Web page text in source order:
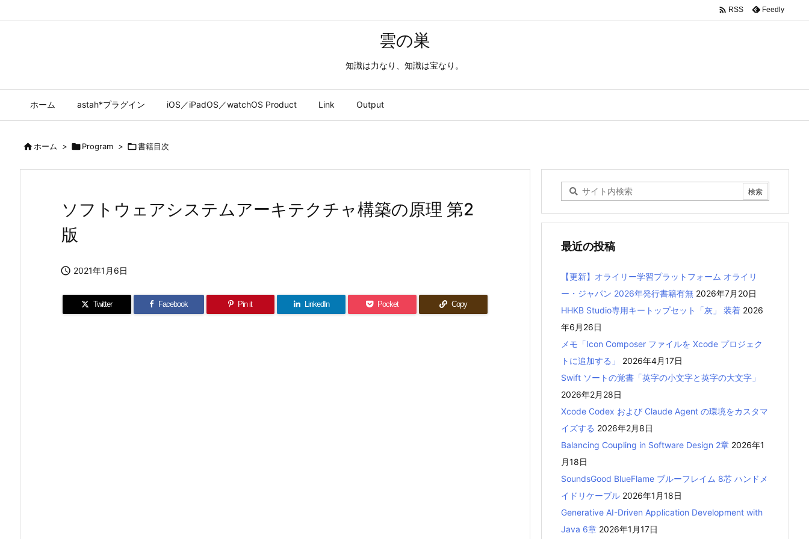
雲の巣
知識は力なり、知識は宝なり。
ホーム astah*プラグイン iOS／iPadOS／watchOS Product Link Output
 RSS Feedly
ホーム > Program > 書籍目次
ソフトウェアシステムアーキテクチャ構築の原理 第2
版
 2021年1月6日
Twitter Facebook Pin it LinkedIn Pocket Copy
最近の投稿
【更新】オライリー学習プラットフォーム オライリ
ー・ジャパン 2026年発行書籍有無 2026年7月20日
HHKB Studio専用キートップセット「灰」 装着 2026
年6月26日
メモ「Icon Composer ファイルを Xcode プロジェク
トに追加する」
2026年4月17日
Swift ソートの覚書「英字の小文字と英字の大文字」
2026年2月28日
Xcode Codex および Claude Agent の環境をカスタマ
イズする 2026年2月8日
Balancing Coupling in Software Design 2章 2026年1
月18日
SoundsGood BlueFlame ブルーフレイム 8芯 ハンドメ
イドリケーブル 2026年1月18日
Generative AI-Driven Application Development with
Java 6章 2026年1月17日